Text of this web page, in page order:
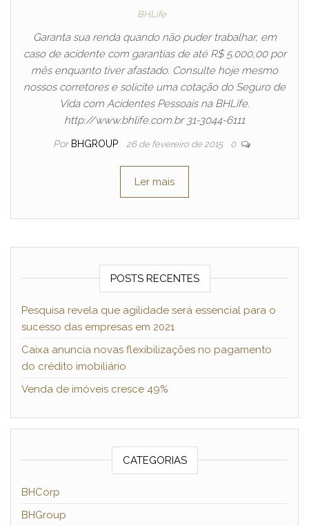
BHLife
Garanta sua renda quando não puder trabalhar, em
caso de acidente com garantias de até R$ 5.000,00 por
mês enquanto tiver afastado. Consulte hoje mesmo
nossos corretores e solicite uma cotação do Seguro de
Vida com Acidentes Pessoais na BHLife.
http://www.bhlife.com.br 31-3044-6111
Por BHGROUP 26 de fevereiro de 2015 0
Ler mais
POSTS RECENTES
Pesquisa revela que agilidade será essencial para o
sucesso das empresas em 2021
Caixa anuncia novas flexibilizações no pagamento
do crédito imobiliário
Venda de imóveis cresce 49%
CATEGORIAS
BHCorp
BHGroup